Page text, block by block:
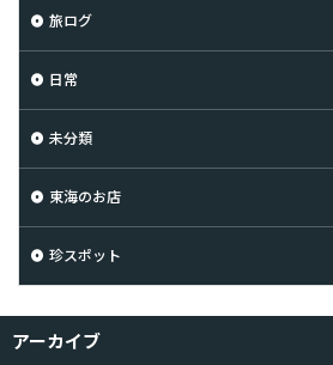
旅ログ
日常
未分類
東海のお店
珍スポット
アーカイブ